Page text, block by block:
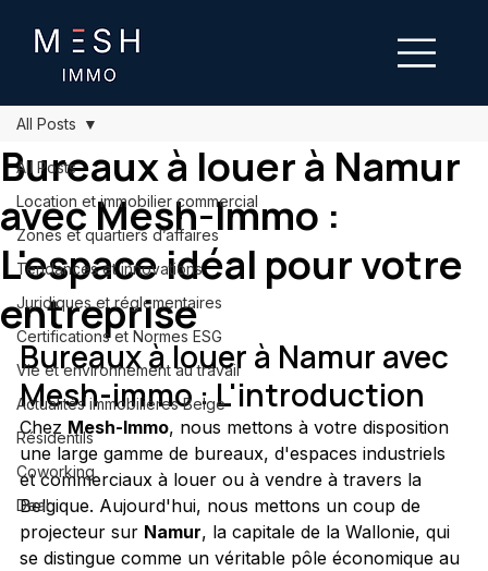
All Posts
Location et immobilier commercial
Zones et quartiers d’affaires
Tendances et innovations
Juridiques et réglementaires
Certifications et Normes ESG
Vie et environnement au travail
Actualités immobilières Belge
Résidentils
Coworking
Deal
All Posts
Bureaux à louer à Namur
avec Mesh-Immo :
L'espace idéal pour votre
entreprise
Bureaux à louer à Namur avec
Mesh-immo : L'introduction
Chez Mesh-Immo, nous mettons à votre disposition
une large gamme de bureaux, d'espaces industriels
et commerciaux à louer ou à vendre à travers la
Belgique. Aujourd'hui, nous mettons un coup de
projecteur sur Namur, la capitale de la Wallonie, qui
se distingue comme un véritable pôle économique au